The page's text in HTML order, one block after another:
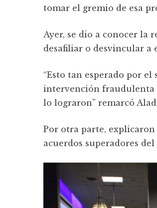
tomar el gremio de esa
Ayer, se dio a conocer la
desafiliar o desvincular a
“Esto tan esperado por el
intervención fraudulenta
lo lograron” remarcó
Por otra parte,
acuerdos superadores